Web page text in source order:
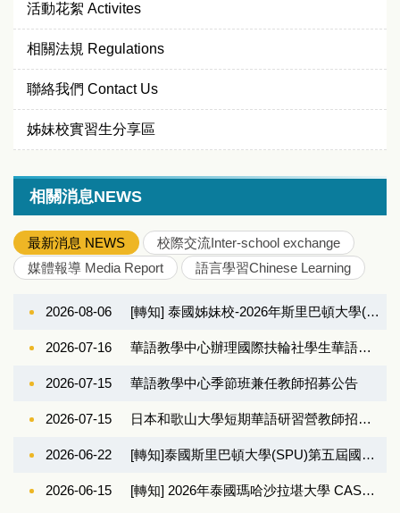
活動花絮 Activites
相關法規 Regulations
聯絡我們 Contact Us
姊妹校實習生分享區
相關消息NEWS
最新消息 NEWS
校際交流Inter-school exchange
媒體報導 Media Report
語言學習Chinese Learning
2026-08-06 [轉知] 泰國姊妹校-2026年斯里巴頓大學(Sripatum University)全國暨國際學術研討會 Sripatum University National and International Conference 2026
2026-07-16 華語教學中心辦理國際扶輪社學生華語專班兼任教師招募公告
2026-07-15 華語教學中心季節班兼任教師招募公告
2026-07-15 日本和歌山大學短期華語研習營教師招募公告
2026-06-22 [轉知]泰國斯里巴頓大學(SPU)第五屆國際友誼日學生論壇報名開始
2026-06-15 [轉知] 2026年泰國瑪哈沙拉堪大學 CASE 夏令營招募